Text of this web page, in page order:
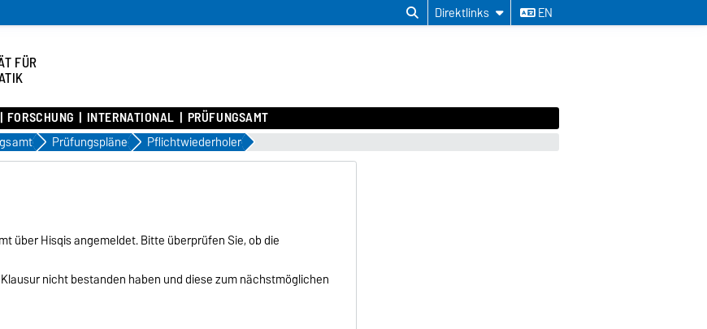
Direktlinks EN
FÜR
FORSCHUNG INTERNATIONAL PRÜFUNGSAMT
Prüfungspläne Pflichtwiederholer
über Hisqis angemeldet. Bitte überprüfen Sie, ob die
nicht bestanden haben und diese zum nächstmöglichen